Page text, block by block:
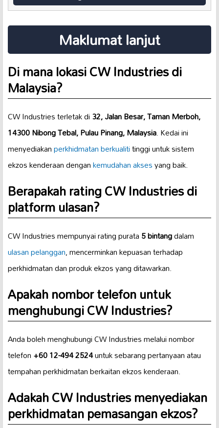
Maklumat lanjut
Di mana lokasi CW Industries di
Malaysia?
CW Industries terletak di32, Jalan Besar, Taman Merboh,
14300 Nibong Tebal, Pulau Pinang, Malaysia. Kedai ini
menyediakanperkhidmatan berkualititinggi untuk sistem
ekzos kenderaan dengankemudahan aksesyang baik.
Berapakah rating CW Industries di
platform ulasan?
CW Industries mempunyai rating purata5 bintangdalam
ulasan pelanggan, mencerminkan kepuasan terhadap
perkhidmatan dan produk ekzos yang ditawarkan.
Apakah nombor telefon untuk
menghubungi CW Industries?
Anda boleh menghubungi CW Industries melalui nombor
telefon+60 12-494 2524untuk sebarang pertanyaan atau
tempahan perkhidmatan berkaitan ekzos kenderaan.
Adakah CW Industries menyediakan
perkhidmatan pemasangan ekzos?